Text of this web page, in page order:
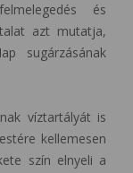
és
azt mutatja,
sugárzásának
víztartályát is
kellemesen
szín elnyeli a